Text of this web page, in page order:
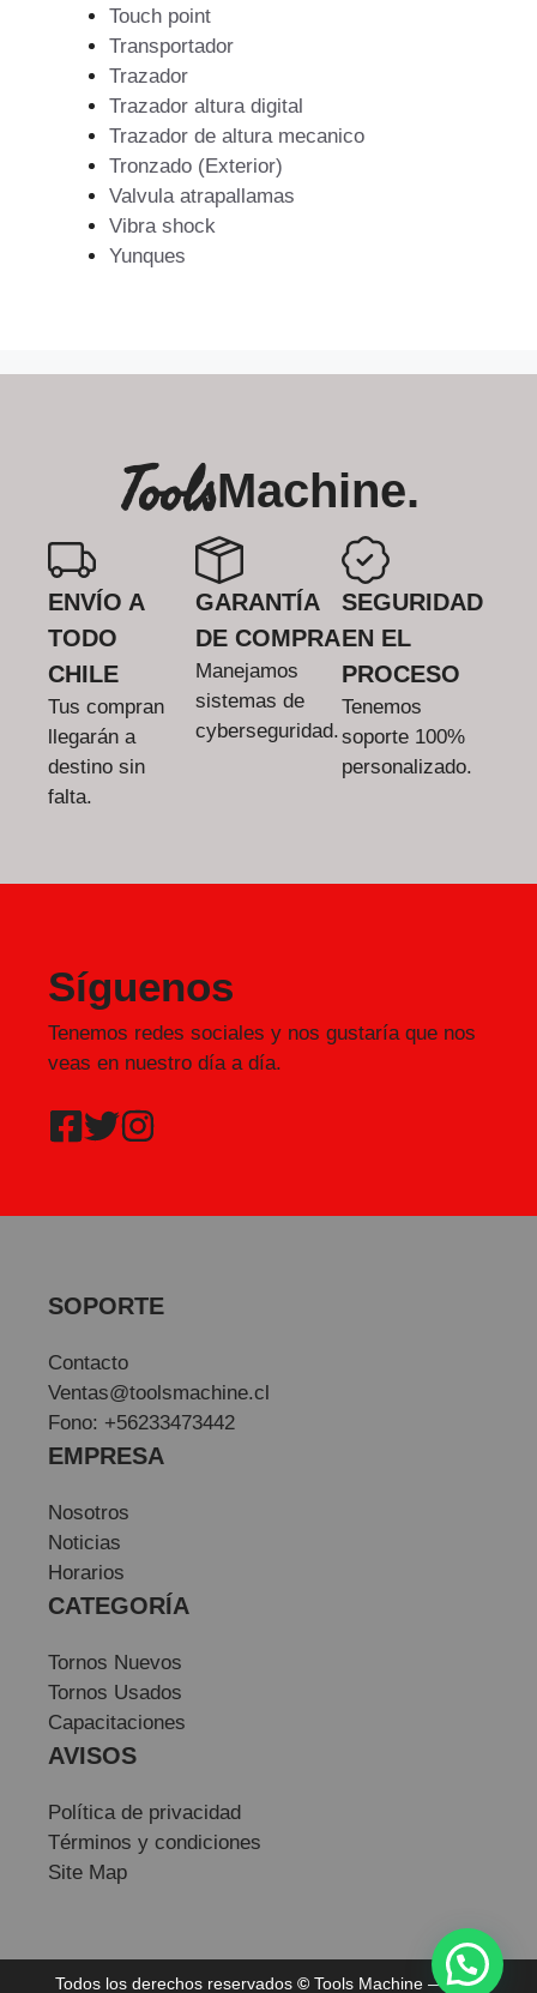
Touch point
Transportador
Trazador
Trazador altura digital
Trazador de altura mecanico
Tronzado (Exterior)
Valvula atrapallamas
Vibra shock
Yunques
ToolsMachine.
ENVÍO A
TODO
CHILE
Tus compran
llegarán a
destino sin
falta.
GARANTÍA
DE COMPRA
Manejamos
sistemas de
cyberseguridad.
SEGURIDAD
EN EL
PROCESO
Tenemos
soporte 100%
personalizado.
Síguenos
Tenemos redes sociales y nos gustaría que nos
veas en nuestro día a día.
SOPORTE
Contacto
Ventas@toolsmachine.cl
Fono: +56233473442
EMPRESA
Nosotros
Noticias
Horarios
CATEGORÍA
Tornos Nuevos
Tornos Usados
Capacitaciones
AVISOS
Política de privacidad
Términos y condiciones
Site Map
Todos los derechos reservados © Tools Machine — Sitio